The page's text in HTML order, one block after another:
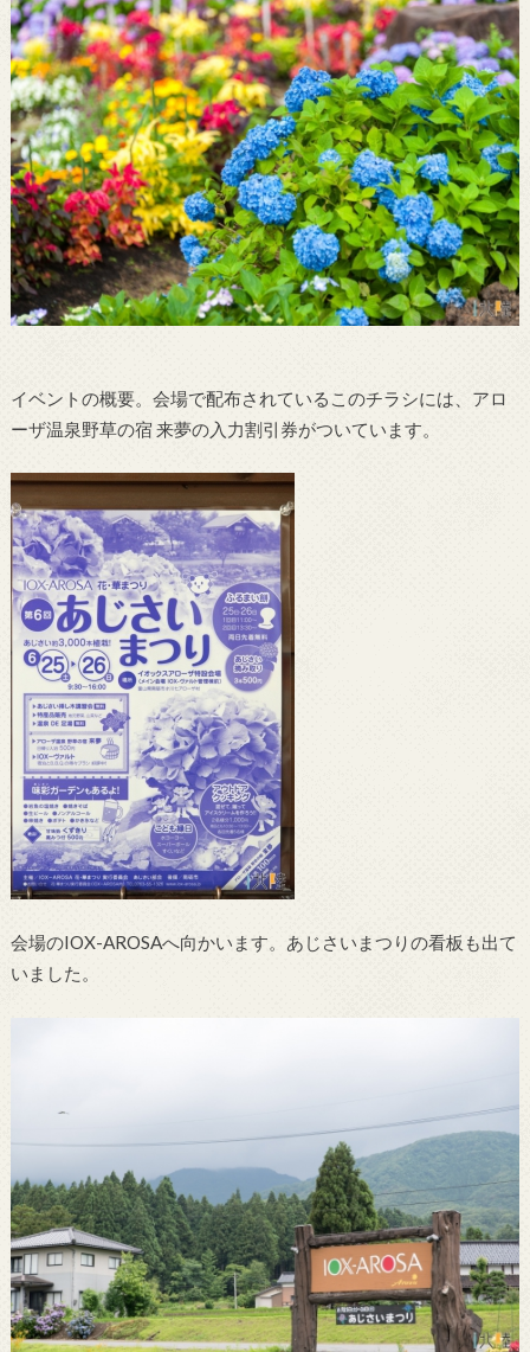
イベントの概要。会場で配布されているこのチラシには、アロ
ーザ温泉野草の宿 来夢の入力割引券がついています。
会場のIOX-AROSAへ向かいます。あじさいまつりの看板も出て
いました。